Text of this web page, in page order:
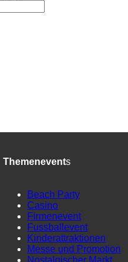
Themenevents
Beach Party
Casino
Firmenevent
Fussballevent
Kinderattraktionen
Messe und Promotion
Nostalgischer Markt